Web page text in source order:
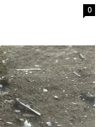
0